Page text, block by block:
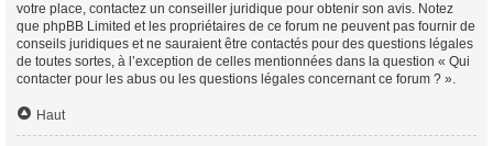
votre place, contactez un conseiller juridique pour obtenir son avis. Notez
que phpBB Limited et les propriétaires de ce forum ne peuvent pas fournir de
conseils juridiques et ne sauraient être contactés pour des questions légales
de toutes sortes, à l’exception de celles mentionnées dans la question « Qui
contacter pour les abus ou les questions légales concernant ce forum ? ».
Haut